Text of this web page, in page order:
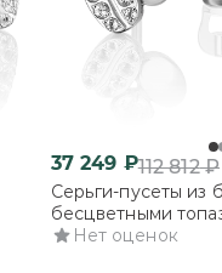
37 249 ₽112 812₽
Серьги-пусеты из
бесцветными
Нет оценок